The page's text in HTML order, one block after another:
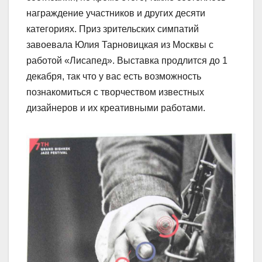
награждение участников и других десяти
категориях. Приз зрительских симпатий
завоевала Юлия Тарновицкая из Москвы с
работой «Лисапед». Выставка продлится до 1
декабря, так что у вас есть возможность
познакомиться с творчеством известных
дизайнеров и их креативными работами.